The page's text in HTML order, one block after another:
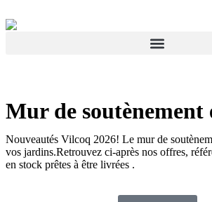
Mur de soutènement
Nouveautés Vilcoq 2026! Le mur de
vos jardins.Retrouvez ci-après nos offres,
en stock prêtes à être livrées .